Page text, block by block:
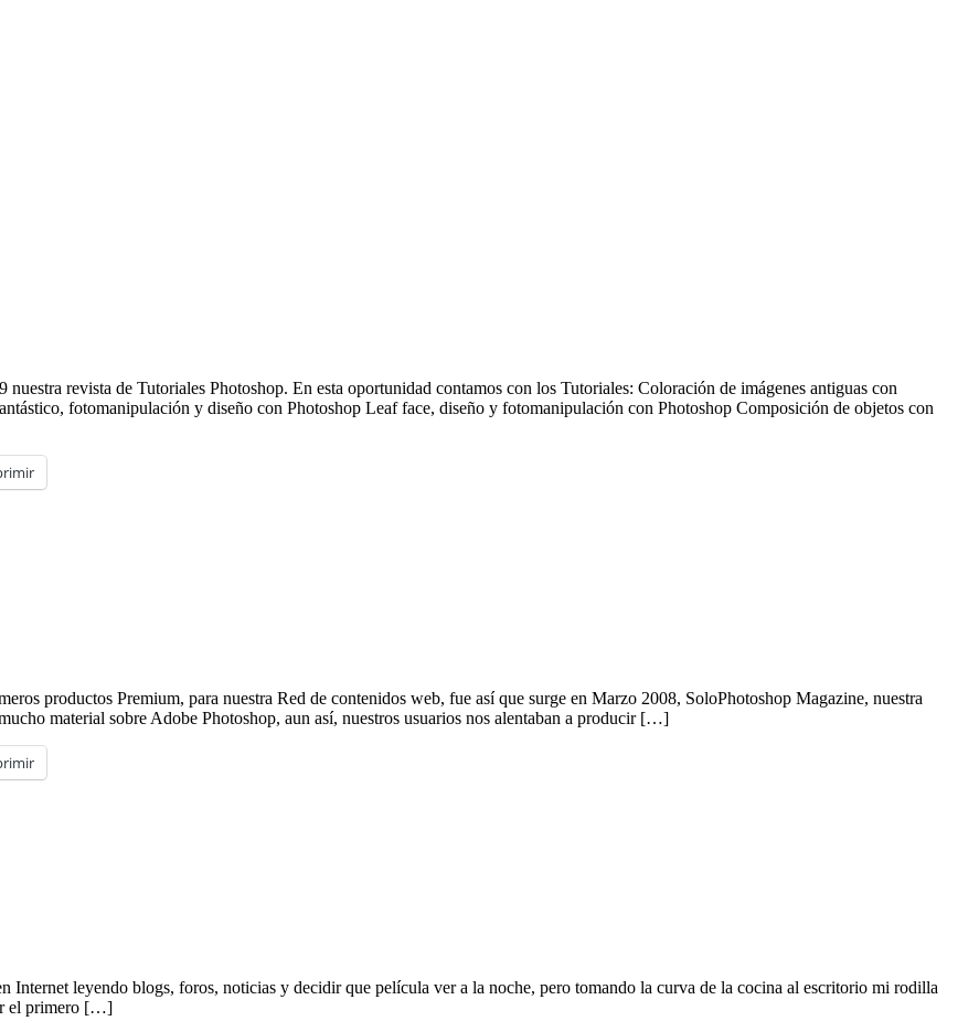
revista de Tutoriales Photoshop. En esta oportunidad contamos con los Tutoriales: Coloración de imágenes antiguas con
fotomanipulación y diseño con Photoshop Leaf face, diseño y fotomanipulación con Photoshop Composición de objetos con
productos Premium, para nuestra Red de contenidos web, fue así que surge en Marzo 2008, SoloPhotoshop Magazine, nuestra
material sobre Adobe Photoshop, aun así, nuestros usuarios nos alentaban a producir […]
Internet leyendo blogs, foros, noticias y decidir que película ver a la noche, pero tomando la curva de la cocina al escritorio mi rodilla
el primero […]